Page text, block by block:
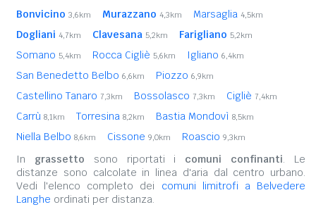
Bonvicino 3,6km Murazzano 4,3km Marsaglia 4,5km
Dogliani 4,7km Clavesana 5,2km Farigliano 5,2km
Somano 5,4km Rocca Cigliè 5,6km Igliano 6,4km
San Benedetto Belbo 6,6km Piozzo 6,9km
Castellino Tanaro 7,3km Bossolasco 7,3km Cigliè 7,4km
Carrù 8,1km Torresina 8,2km Bastia Mondovì 8,5km
Niella Belbo 8,6km Cissone 9,0km Roascio 9,3km
In grassetto sono riportati i comuni confinanti. Le
distanze sono calcolate in linea d'aria dal centro urbano.
Vedi l'elenco completo dei comuni limitrofi a Belvedere
Langhe ordinati per distanza.